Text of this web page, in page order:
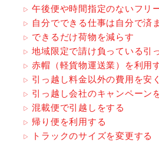
午後便や時間指定のないフリ
自分でできる仕事は自分で済
できるだけ荷物を減らす
地域限定で請け負っている引
赤帽（軽貨物運送業）を利用
引っ越し料金以外の費用を安
引っ越し会社のキャンペーン
混載便で引越しをする
帰り便を利用する
トラックのサイズを変更する